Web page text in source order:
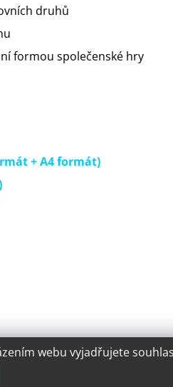
webu vyjadřujete
druhů
formou společenské hry
+ A4 formát)